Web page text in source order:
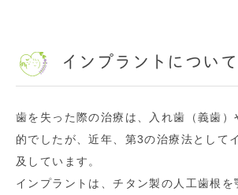
インプラントについて
歯を失った際の治療は、入れ歯（義歯）
的でしたが、近年、第3の治療法として
及しています。
インプラントは、チタン製の人工歯根を